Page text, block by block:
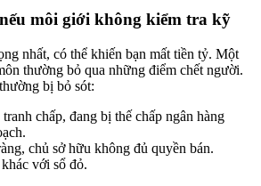
môi giới không kiểm tra kỹ
nhất, có thể khiến bạn mất tiền tỷ. Một
thường bỏ qua những điểm chết người.
bị bỏ sót:
chấp, đang bị thế chấp ngân hàng
chủ sở hữu không đủ quyền bán.
với sổ đỏ.